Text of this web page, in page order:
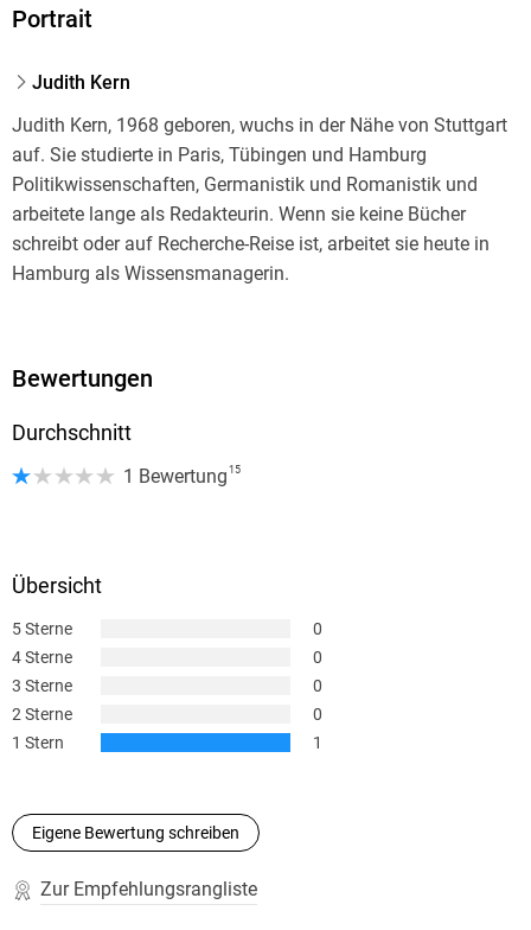
Portrait
Judith Kern
Judith Kern, 1968 geboren, wuchs in der Nähe von Stuttgart
auf. Sie studierte in Paris, Tübingen und Hamburg
Politikwissenschaften, Germanistik und Romanistik und
arbeitete lange als Redakteurin. Wenn sie keine Bücher
schreibt oder auf Recherche-Reise ist, arbeitet sie heute in
Hamburg als Wissensmanagerin.
über den Klippen«.
Bewertungen
Durchschnitt
1 Bewertung 15
Übersicht
5 Sterne
0
4 Sterne
0
3 Sterne
0
2 Sterne
0
1 Stern
1
Eigene Bewertung schreiben
Zur Empfehlungsrangliste